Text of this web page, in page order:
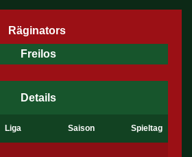
Räginators
Freilos
Details
Liga Saison Spieltag